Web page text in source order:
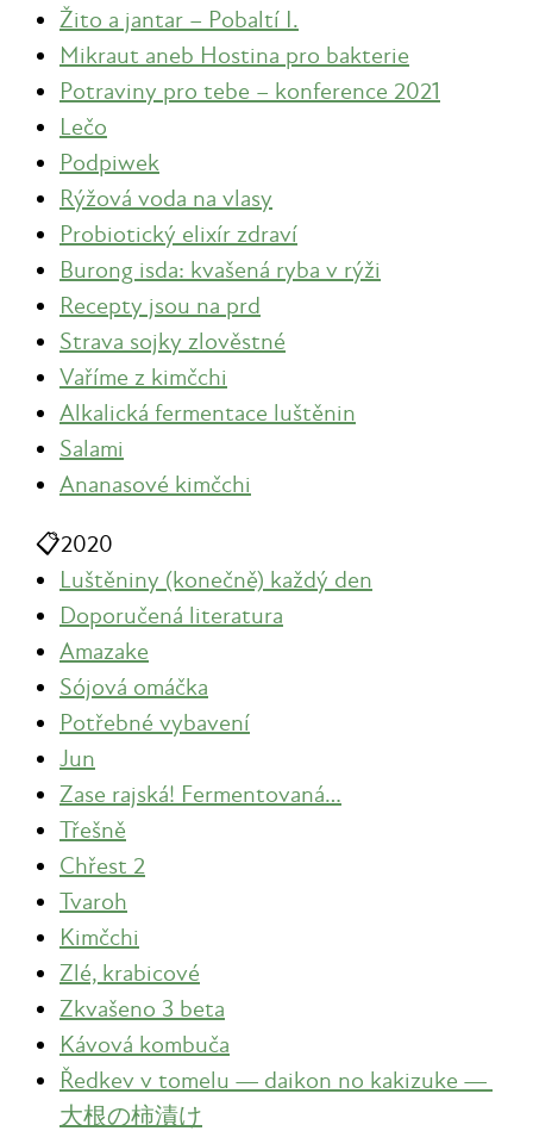
Žito a jantar – Pobaltí I.
Mikraut aneb Hostina pro bakterie
Potraviny pro tebe – konference 2021
Lečo
Podpiwek
Rýžová voda na vlasy
Probiotický elixír zdraví
Burong isda: kvašená ryba v rýži
Recepty jsou na prd
Strava sojky zlověstné
Vaříme z kimčchi
Alkalická fermentace luštěnin
Salami
Ananasové kimčchi
📋2020
Luštěniny (konečně) každý den
Doporučená literatura
Amazake
Sójová omáčka
Potřebné vybavení
Jun
Zase rajská! Fermentovaná…
Třešně
Chřest 2
Tvaroh
Kimčchi
Zlé, krabicové
Zkvašeno 3 beta
Kávová kombuča
Ředkev v tomelu — daikon no kakizuke —
大根の柿漬け